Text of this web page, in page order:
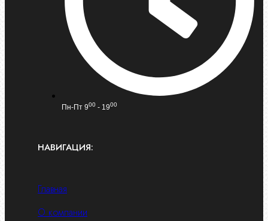
Пн-Пт 900 - 1900
НАВИГАЦИЯ:
Главная
О компании